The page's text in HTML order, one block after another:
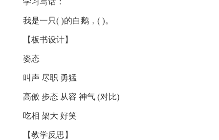
我是一只( )的白鹅，( )。
【板书设计】
姿态
叫声 尽职 勇猛
高傲 步态 从容 神气 (对比)
吃相 架大 好笑
【教学反思】